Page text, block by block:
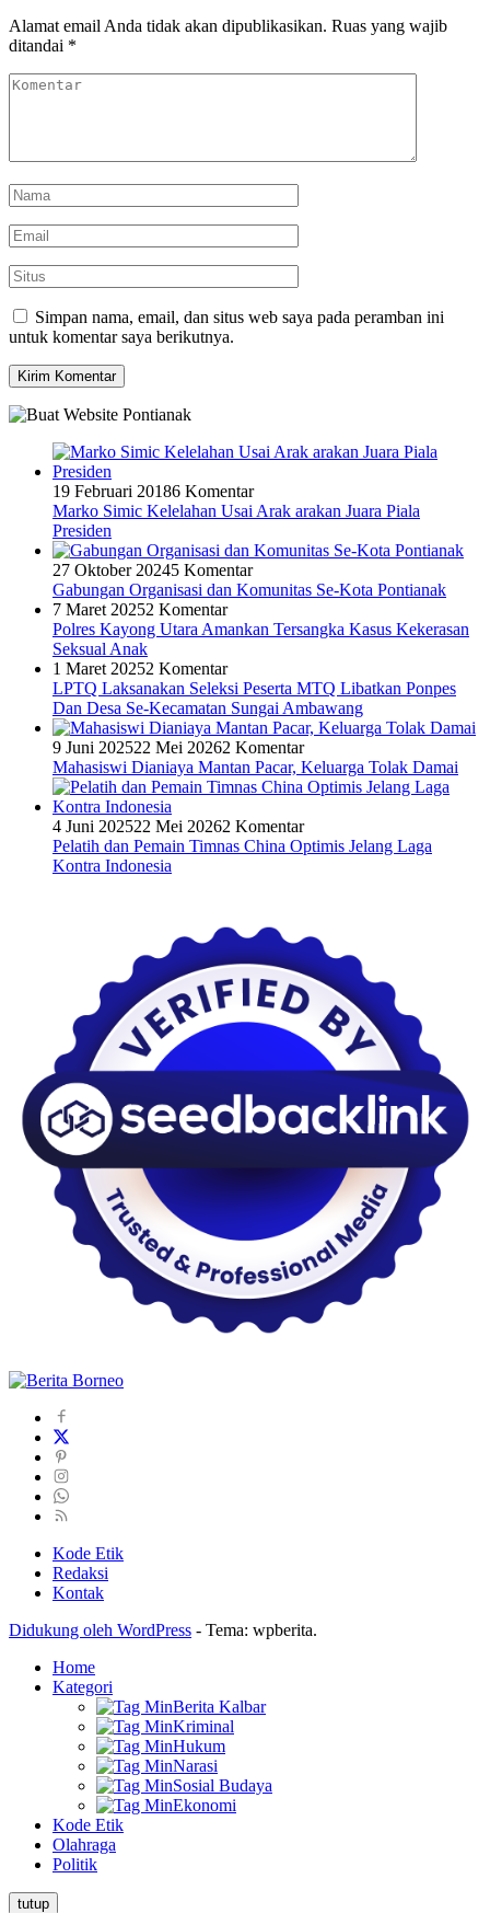
Alamat email Anda tidak akan dipublikasikan. Ruas yang wajib
ditandai *
Simpan nama, email, dan situs web saya pada peramban ini
untuk komentar saya berikutnya.
19 Februari 20186 Komentar
Marko Simic Kelelahan Usai Arak arakan Juara Piala
Presiden
27 Oktober 20245 Komentar
Gabungan Organisasi dan Komunitas Se-Kota Pontianak
7 Maret 20252 Komentar
Polres Kayong Utara Amankan Tersangka Kasus Kekerasan
Seksual Anak
1 Maret 20252 Komentar
LPTQ Laksanakan Seleksi Peserta MTQ Libatkan Ponpes
Dan Desa Se-Kecamatan Sungai Ambawang
9 Juni 202522 Mei 20262 Komentar
Mahasiswi Dianiaya Mantan Pacar, Keluarga Tolak Damai
4 Juni 202522 Mei 20262 Komentar
Pelatih dan Pemain Timnas China Optimis Jelang Laga
Kontra Indonesia
Kode Etik
Redaksi
Kontak
Didukung oleh WordPress - Tema: wpberita.
Home
Kategori
Berita Kalbar
Kriminal
Hukum
Narasi
Sosial Budaya
Ekonomi
Kode Etik
Olahraga
Politik
tutup